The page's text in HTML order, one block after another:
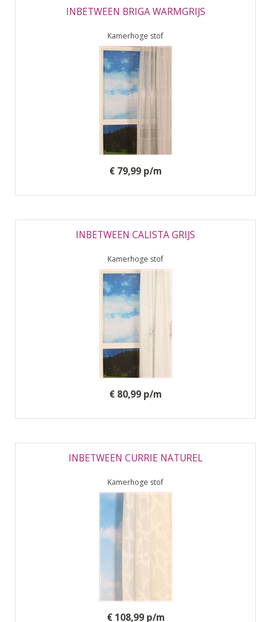
INBETWEEN BRIGA WARMGRIJS
Kamerhoge stof
€ 79,99 p/m
INBETWEEN CALISTA GRIJS
Kamerhoge stof
€ 80,99 p/m
INBETWEEN CURRIE NATUREL
Kamerhoge stof
€ 108,99 p/m